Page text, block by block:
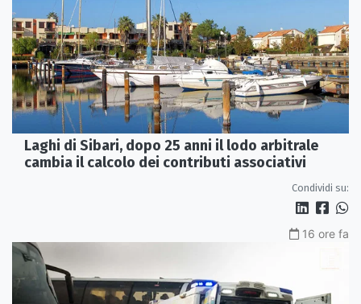
Laghi di Sibari, dopo 25 anni il lodo arbitrale
cambia il calcolo dei contributi associativi
Condividi su:
16 ore fa